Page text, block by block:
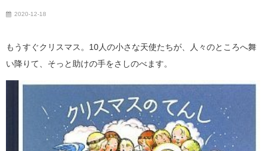
2020-12-18
もうすぐクリスマス。10人の小さな天使たちが、人々のところへ舞
い降りて、そっと助けの手をさしのべます。